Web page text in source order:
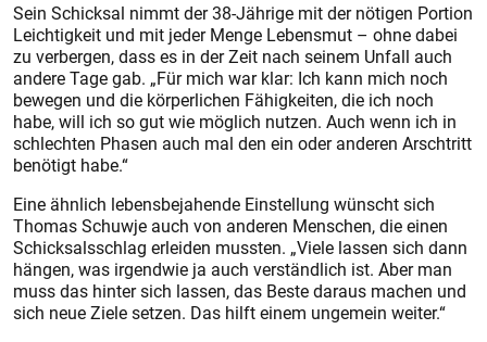
Sein Schicksal nimmt der 38-Jährige mit der nötigen Portion
Leichtigkeit und mit jeder Menge Lebensmut – ohne dabei
zu verbergen, dass es in der Zeit nach seinem Unfall auch
andere Tage gab. „Für mich war klar: Ich kann mich noch
bewegen und die körperlichen Fähigkeiten, die ich noch
habe, will ich so gut wie möglich nutzen. Auch wenn ich in
schlechten Phasen auch mal den ein oder anderen Arschtritt
benötigt habe.“
Eine ähnlich lebensbejahende Einstellung wünscht sich
Thomas Schuwje auch von anderen Menschen, die einen
Schicksalsschlag erleiden mussten. „Viele lassen sich dann
hängen, was irgendwie ja auch verständlich ist. Aber man
muss das hinter sich lassen, das Beste daraus machen und
sich neue Ziele setzen. Das hilft einem ungemein weiter.“